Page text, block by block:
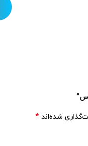
شده‌اند *